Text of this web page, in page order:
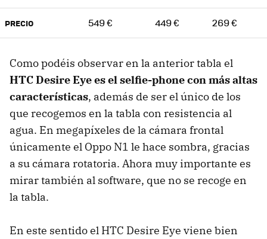
PRECIO 549 € 449 € 269 €
Como podéis observar en la anterior tabla el
HTC Desire Eye es el selfie-phone con más altas
características, además de ser el único de los
que recogemos en la tabla con resistencia al
agua. En megapíxeles de la cámara frontal
únicamente el Oppo N1 le hace sombra, gracias
a su cámara rotatoria. Ahora muy importante es
mirar también al software, que no se recoge en
la tabla.
En este sentido el HTC Desire Eye viene bien